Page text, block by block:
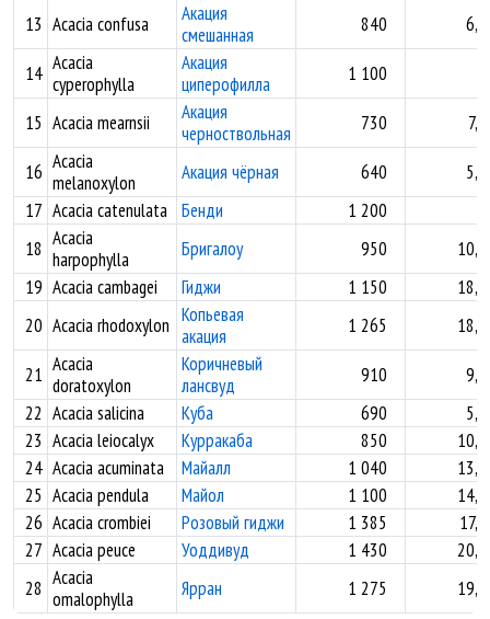
13 Acacia confusa
Акация
смешанная
840
14 Acacia
cyperophylla
Акация
циперофилла
1 100
15 Acacia mearnsii
Акация
черноствольная
730
16 Acacia
melanoxylon
Акация чёрная 640
17 Acacia catenulata Бенди 1 200
18 Acacia
harpophylla
Бригалоу 950
19 Acacia cambagei Гиджи 1 150
20 Acacia rhodoxylon Копьевая
акация
1 265
21 Acacia
doratoxylon
Коричневый
лансвуд
910
22 Acacia salicina Куба 690
23 Acacia leiocalyx Курракаба 850
24 Acacia acuminata Майалл 1 040
25 Acacia pendula Майол 1 100
26 Acacia crombiei Розовый гиджи 1 385
27 Acacia peuce Уоддивуд 1 430
28 Acacia
omalophylla
Ярран 1 275